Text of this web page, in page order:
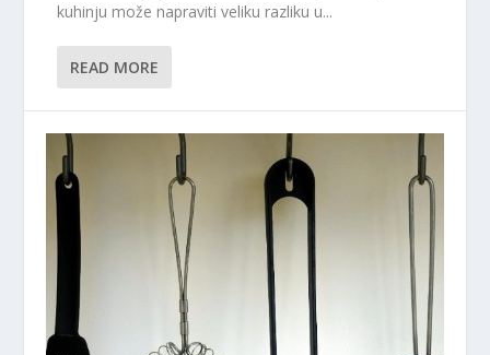
kuhinju može napraviti veliku razliku u...
READ MORE